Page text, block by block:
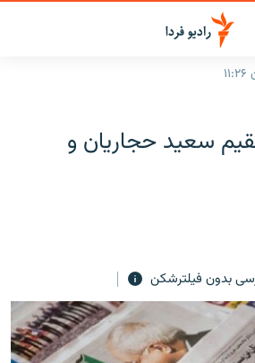
سعید حجاریان ‌و‌
بدون فیلترشکن